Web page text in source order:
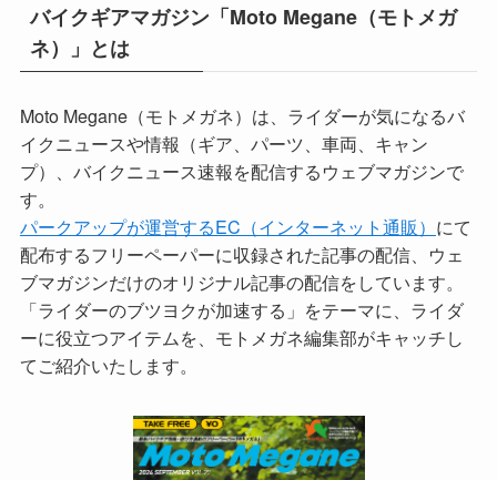
バイクギアマガジン「Moto Megane（モトメガ
ネ）」とは
Moto Megane（モトメガネ）は、ライダーが気になるバ
イクニュースや情報（ギア、パーツ、車両、キャン
プ）、バイクニュース速報を配信するウェブマガジンで
す。
パークアップが運営するEC（インターネット通販） にて
配布するフリーペーパーに収録された記事の配信、ウェ
ブマガジンだけのオリジナル記事の配信をしています。
「ライダーのブツヨクが加速する」をテーマに、ライダ
ーに役立つアイテムを、モトメガネ編集部がキャッチし
てご紹介いたします。